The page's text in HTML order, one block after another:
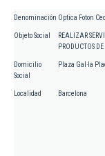
Denominación Optica Foton
Objeto Social
REALIZAR
PRODUCTOS
Domicilio
Social
Plaza Gal·la
Localidad Barcelona